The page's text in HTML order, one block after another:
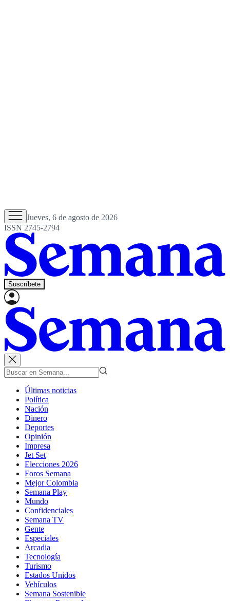
Jueves, 6 de agosto de 2026
ISSN 2745-2794
Suscríbete
Últimas noticias
Política
Nación
Dinero
Deportes
Opinión
Impresa
Jet Set
Elecciones 2026
Foros Semana
Mejor Colombia
Semana Play
Mundo
Confidenciales
Semana TV
Gente
Especiales
Arcadia
Tecnología
Turismo
Estados Unidos
Vehículos
Semana Sostenible